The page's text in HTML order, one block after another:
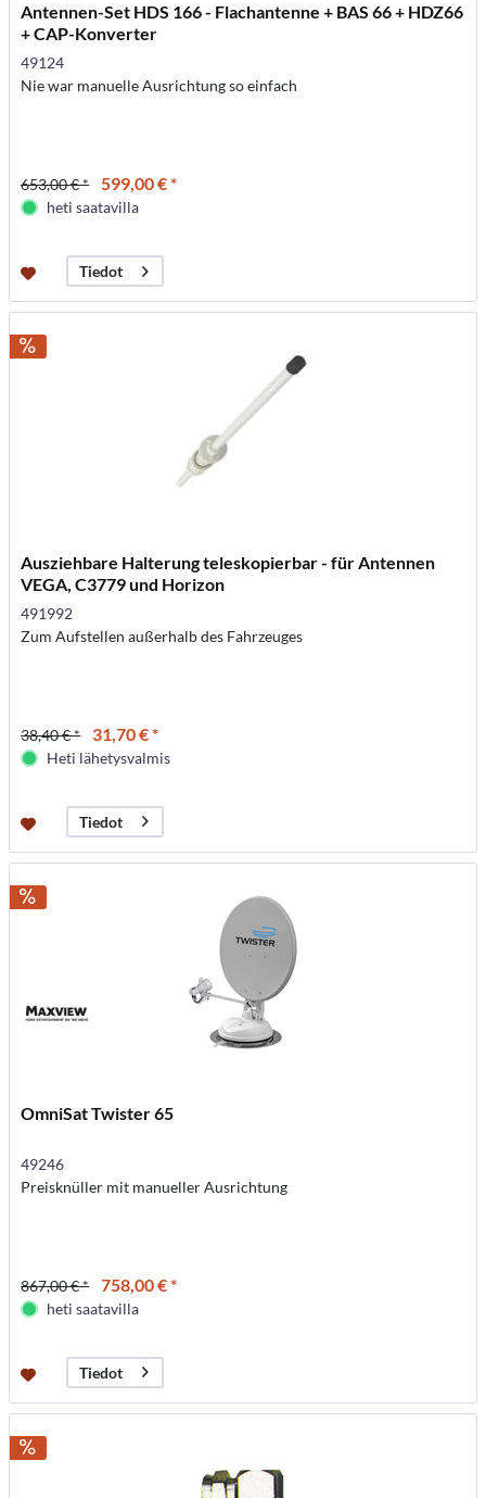
Antennen-Set HDS 166 - Flachantenne + BAS 66 + HDZ66
+ CAP-Konverter
49124
Nie war manuelle Ausrichtung so einfach
653,00 € * 599,00 € *
heti saatavilla
Tiedot
Ausziehbare Halterung teleskopierbar - für Antennen
VEGA, C3779 und Horizon
491992
Zum Aufstellen außerhalb des Fahrzeuges
38,40 € * 31,70 € *
Heti lähetysvalmis
Tiedot
OmniSat Twister 65
49246
Preisknüller mit manueller Ausrichtung
867,00 € * 758,00 € *
heti saatavilla
Tiedot